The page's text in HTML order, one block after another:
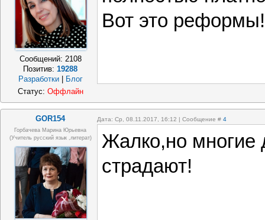
Сообщений: 2108
Позитив:19288
Разработки
Блог
Вот это реформы!
Статус: Оффлайн
GOR154 Дата: Ср, 08.11.2017, 16:12 | Сообщение # 4
Горбачева Марина Юрьевна
(учитель русский язык ,литерат)
Жалко,но многие
страдают!